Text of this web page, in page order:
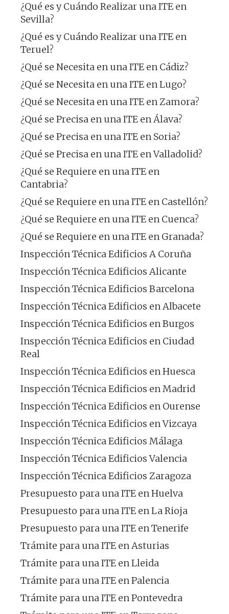
¿Qué es y Cuándo Realizar una ITE en
Sevilla?
¿Qué es y Cuándo Realizar una ITE en
Teruel?
¿Qué se Necesita en una ITE en Cádiz?
¿Qué se Necesita en una ITE en Lugo?
¿Qué se Necesita en una ITE en Zamora?
¿Qué se Precisa en una ITE en Álava?
¿Qué se Precisa en una ITE en Soria?
¿Qué se Precisa en una ITE en Valladolid?
¿Qué se Requiere en una ITE en
Cantabria?
¿Qué se Requiere en una ITE en Castellón?
¿Qué se Requiere en una ITE en Cuenca?
¿Qué se Requiere en una ITE en Granada?
Inspección Técnica Edificios A Coruña
Inspección Técnica Edificios Alicante
Inspección Técnica Edificios Barcelona
Inspección Técnica Edificios en Albacete
Inspección Técnica Edificios en Burgos
Inspección Técnica Edificios en Ciudad
Real
Inspección Técnica Edificios en Huesca
Inspección Técnica Edificios en Madrid
Inspección Técnica Edificios en Ourense
Inspección Técnica Edificios en Vizcaya
Inspección Técnica Edificios Málaga
Inspección Técnica Edificios Valencia
Inspección Técnica Edificios Zaragoza
Presupuesto para una ITE en Huelva
Presupuesto para una ITE en La Rioja
Presupuesto para una ITE en Tenerife
Trámite para una ITE en Asturias
Trámite para una ITE en Lleida
Trámite para una ITE en Palencia
Trámite para una ITE en Pontevedra